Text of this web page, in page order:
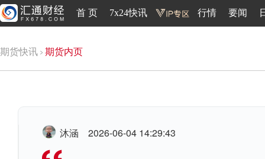
首 页 7x24快讯 行情 要闻
期货快讯 期货内页
沐涵 2026-06-04 14:29:43